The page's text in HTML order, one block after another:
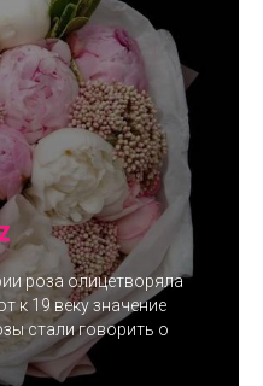
роза олицетворяла
к 19 веку значение
стали говорить о